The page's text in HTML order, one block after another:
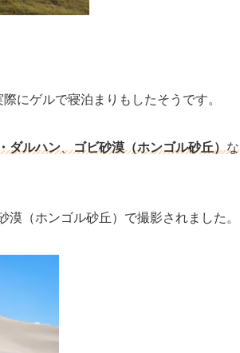
にゲルで寝泊まりもしたそうです。
ダルハン、ゴビ砂漠（ホンゴル砂丘）な
（ホンゴル砂丘）で撮影されました。